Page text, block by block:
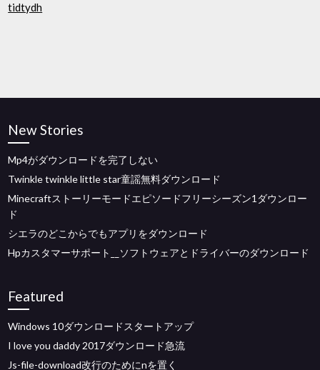
tidtydh
New Stories
Mp4がダウンロードを完了しない
Twinkle twinkle little star童謡無料ダウンロード
Minecraftストーリーモードエピソードフリーシーズン1ダウンロー
ド
シエラのどこからでもアプリをダウンロード
Hpカスタマーサポート__ソフトウェアとドライバーのダウンロード
Featured
Windows 10ダウンロードスタートアップ
I love you daddy 2017ダウンロード急流
Js-file-download改行のためにnを置く